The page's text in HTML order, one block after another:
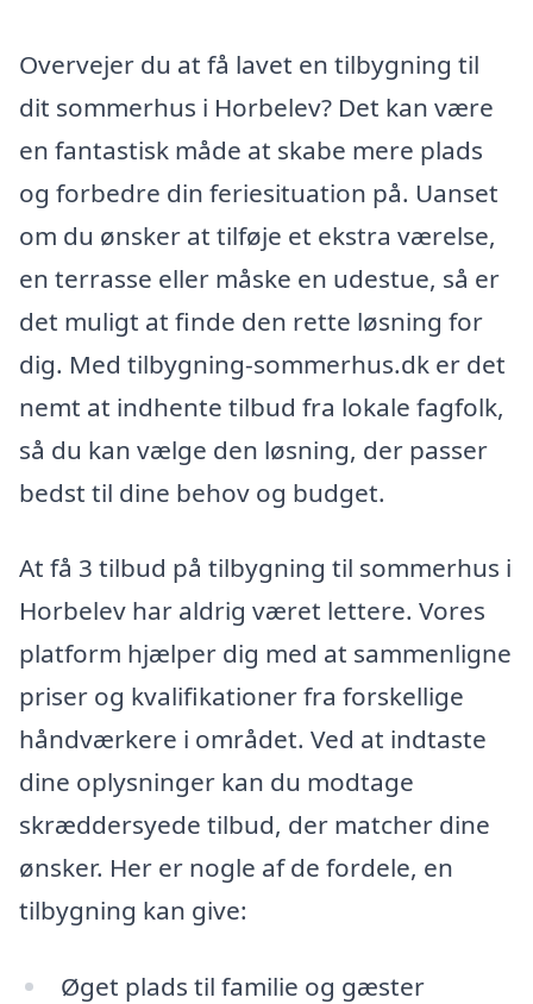
Overvejer du at få lavet en tilbygning til
dit sommerhus i Horbelev? Det kan være
en fantastisk måde at skabe mere plads
og forbedre din feriesituation på. Uanset
om du ønsker at tilføje et ekstra værelse,
en terrasse eller måske en udestue, så er
det muligt at finde den rette løsning for
dig. Med tilbygning-sommerhus.dk er det
nemt at indhente tilbud fra lokale fagfolk,
så du kan vælge den løsning, der passer
bedst til dine behov og budget.
At få 3 tilbud på tilbygning til sommerhus i
Horbelev har aldrig været lettere. Vores
platform hjælper dig med at sammenligne
priser og kvalifikationer fra forskellige
håndværkere i området. Ved at indtaste
dine oplysninger kan du modtage
skræddersyede tilbud, der matcher dine
ønsker. Her er nogle af de fordele, en
tilbygning kan give:
Øget plads til familie og gæster